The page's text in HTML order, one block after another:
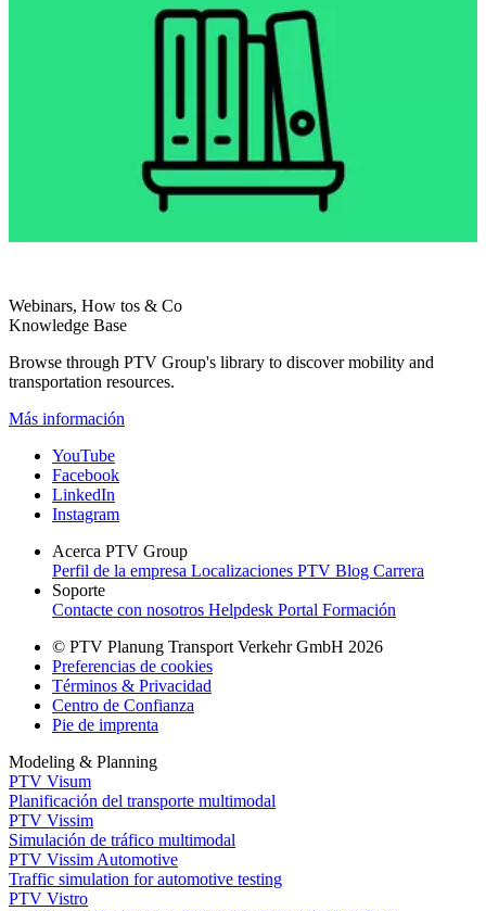
Webinars, How tos & Co
Knowledge Base
Browse through PTV Group's library to discover mobility and
transportation resources.
Más información
YouTube
Facebook
LinkedIn
Instagram
Acerca PTV Group
Perfil de la empresa Localizaciones PTV Blog Carrera
Soporte
Contacte con nosotros Helpdesk Portal Formación
© PTV Planung Transport Verkehr GmbH 2026
Preferencias de cookies
Términos & Privacidad
Centro de Confianza
Pie de imprenta
Modeling & Planning
PTV Visum
Planificación del transporte multimodal
PTV Vissim
Simulación de tráfico multimodal
PTV Vissim Automotive
Traffic simulation for automotive testing
PTV Vistro